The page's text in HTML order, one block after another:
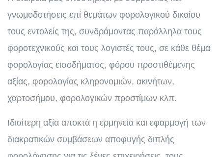
γνωμοδοτήσεις επί θεμάτων φορολογικού δικαίου
τους εντολείς της, συνδράμοντας παράλληλα τους
φοροτεχνικούς και τους λογιστές τους, σε κάθε θέμα
φορολογίας εισοδήματος, φόρου προστιθέμενης
αξίας, φορολογίας κληρονομιών, ακινήτων,
χαρτοσήμου, φορολογικών προστίμων κλπ.
Ιδιαίτερη αξία αποκτά η ερμηνεία και εφαρμογή των
διακρατικών συμβάσεων αποφυγής διπλής